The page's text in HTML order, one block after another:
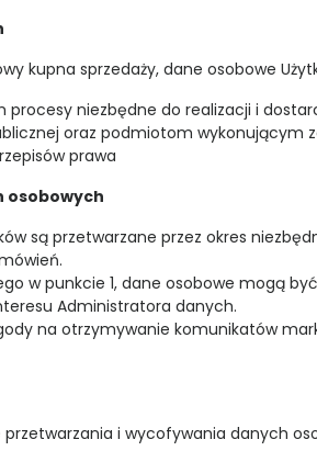
kupna sprzedaży, dane osobowe
niezbędne do realizacji i
oraz podmiotom wykonującym
prawa
osobowych
są przetwarzane przez okres
w punkcie 1, dane osobowe mogą
Administratora danych.
na otrzymywanie komunikatów
i wycofywania danych